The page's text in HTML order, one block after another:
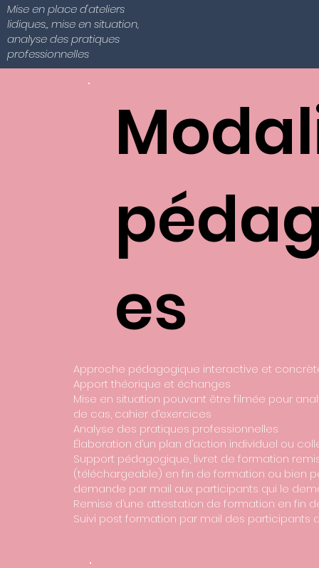
Mise en place d'ateliers
lidiques,, mise en situation,
analyse des pratiques
professionnelles
Approche pédagogique interactive et
Apport théorique et échanges
Mise en situation pouvant être filmée pour
de cas, cahier d’exercices
Analyse des pratiques professionnelles
Élaboration d’un plan d’action individuel ou
Support pédagogique, livret de formation
(téléchargeable) en fin de formation ou bien
demande par mail aux participants qui le
Remise d’une attestation de formation en fin
Suivi post formation par mail des participants
es